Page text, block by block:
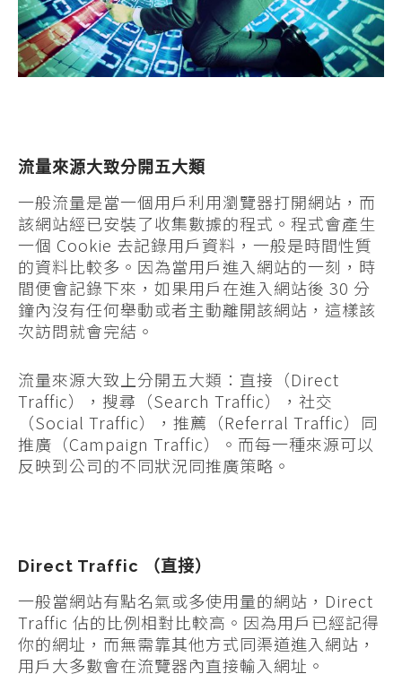
流量來源大致分開五大類
一般流量是當一個用戶利用瀏覽器打開網站，而
該網站經已安裝了收集數據的程式。程式會產生
一個 Cookie 去記錄用戶資料，一般是時間性質
的資料比較多。因為當用戶進入網站的一刻，時
間便會記錄下來，如果用戶在進入網站後 30 分
鐘內沒有任何舉動或者主動離開該網站，這樣該
次訪問就會完結。
流量來源大致上分開五大類：直接（Direct
Traffic），搜尋（Search Traffic），社交
（Social Traffic），推薦（Referral Traffic）同
推廣（Campaign Traffic）。而每一種來源可以
反映到公司的不同狀況同推廣策略。
Direct Traffic （直接）
一般當網站有點名氣或多使用量的網站，Direct
Traffic 佔的比例相對比較高。因為用戶已經記得
你的網址，而無需靠其他方式同渠道進入網站，
用戶大多數會在流覽器內直接輸入網址。